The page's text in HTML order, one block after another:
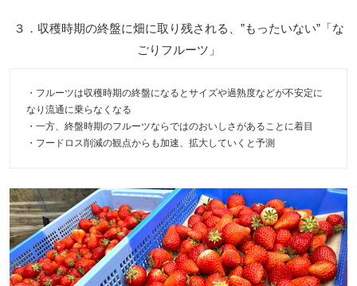
３．収穫時期の終盤に畑に取り残される、”もったいない”「な
ごりフルーツ」
・フルーツは収穫時期の終盤になるとサイズや過熟度などが不安定に
なり流通に乗らなくなる
・一方、終盤時期のフルーツならではのおいしさがあることに着目
・フードロス削減の観点からも加速、拡大していくと予測